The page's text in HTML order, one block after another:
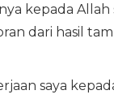
kepada Allah
dari hasil
saya